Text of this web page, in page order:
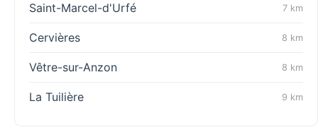
Saint-Marcel-d'Urfé 7 km
Cervières 8 km
Vêtre-sur-Anzon 8 km
La Tuilière 9 km